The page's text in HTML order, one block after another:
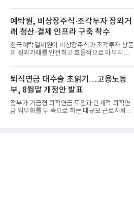
예탁원, 비상장주식·조각투자 장외거
래 청산·결제 인프라 구축 착수
한국예탁결제원이 비상장주식과 조각투자 상품
의 장외거래를 안전하고 효율적으로 마무리하기
퇴직연금 대수술 초읽기…고용노동
부, 8월말 개정안 발표
정부가 기금형 퇴직연금 도입과 단계적 퇴직연
금 의무화를 두 축으로 하는 대규모 근로자퇴직